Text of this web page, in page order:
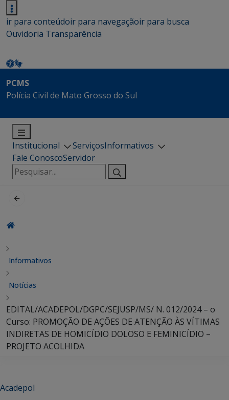
ir para conteúdoir para navegaçãoir para busca
Ouvidoria Transparência
PCMS
Polícia Civil de Mato Grosso do Sul
Institucional ServiçosInformativos
Fale ConoscoServidor
Pesquisar
por:
Informativos
Notícias
EDITAL/ACADEPOL/DGPC/SEJUSP/MS/ N. 012/2024 – o
Curso: PROMOÇÃO DE AÇÕES DE ATENÇÃO ÀS VÍTIMAS
INDIRETAS DE HOMICÍDIO DOLOSO E FEMINICÍDIO –
PROJETO ACOLHIDA
Acadepol